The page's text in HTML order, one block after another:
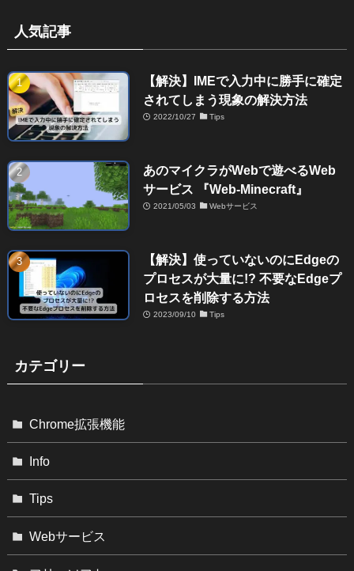
人気記事
【解決】IMEで入力中に勝手に確定
されてしまう現象の解決方法
2022/10/27 Tips
あのマイクラがWebで遊べるWeb
サービス 『Web-Minecraft』
2021/05/03 Webサービス
【解決】使っていないのにEdgeの
プロセスが大量に!? 不要なEdgeプ
ロセスを削除する方法
2023/09/10 Tips
カテゴリー
Chrome拡張機能
Info
Tips
Webサービス